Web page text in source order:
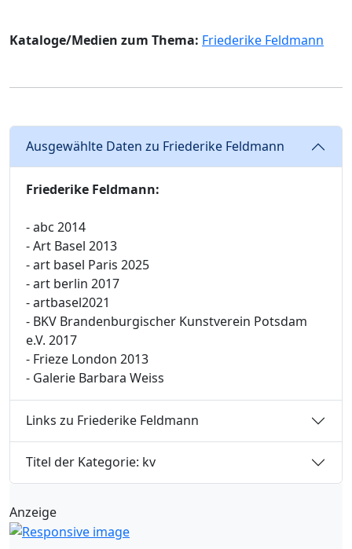
Kataloge/Medien zum Thema: Friederike Feldmann
Ausgewählte Daten zu Friederike Feldmann
Friederike Feldmann:
- abc 2014
- Art Basel 2013
- art basel Paris 2025
- art berlin 2017
- artbasel2021
- BKV Brandenburgischer Kunstverein Potsdam
e.V. 2017
- Frieze London 2013
- Galerie Barbara Weiss
Links zu Friederike Feldmann
Titel der Kategorie: kv
Anzeige